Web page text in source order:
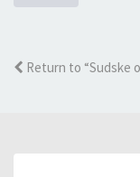
Return to “Sudske